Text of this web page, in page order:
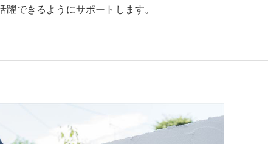
できるようにサポートします。